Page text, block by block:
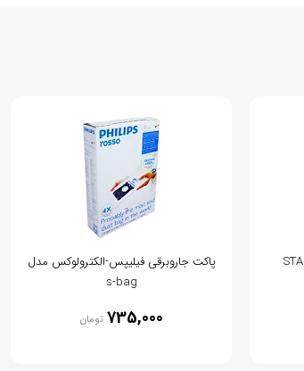
پاکت جاروبرقی فیلیپس-الکترولوکس مدل
s-bag
735,000 تومان